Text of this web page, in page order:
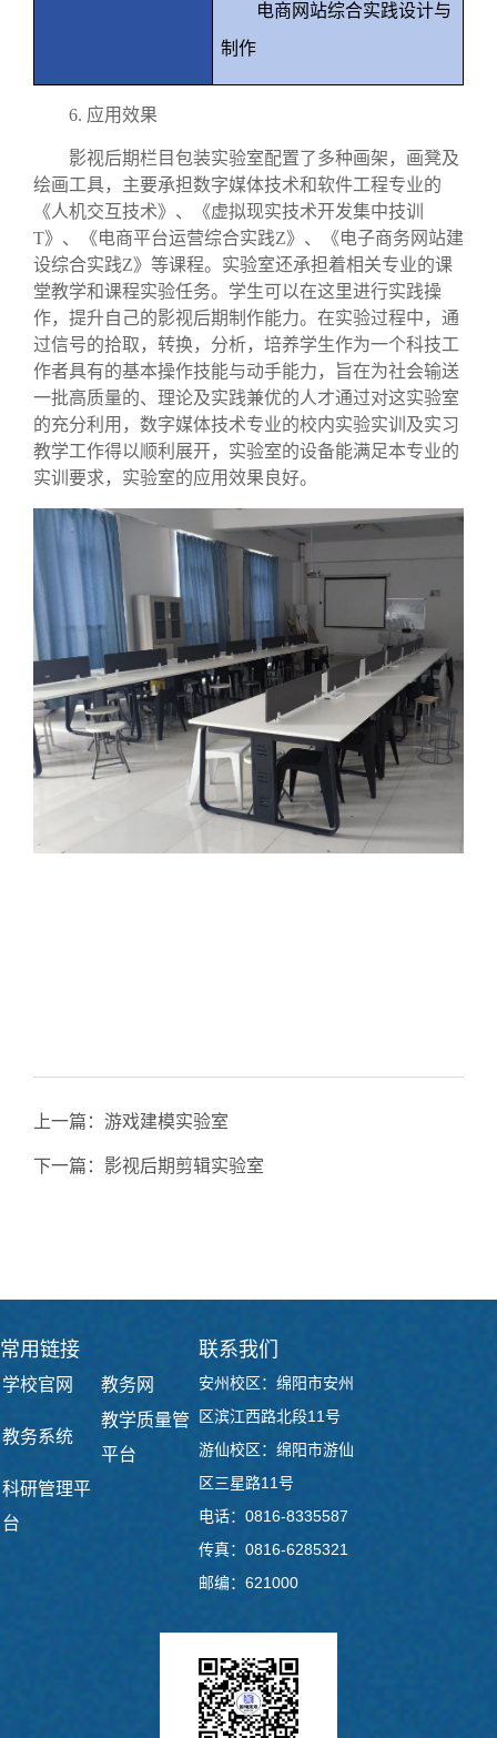
电商网站综合实践设计与
制作
6. 应用效果
影视后期栏目包装实验室配置了多种画架，画凳及
绘画工具，主要承担数字媒体技术和软件工程专业的
《人机交互技术》、《虚拟现实技术开发集中技训
T》、《电商平台运营综合实践Z》、《电子商务网站建
设综合实践Z》等课程。实验室还承担着相关专业的课
堂教学和课程实验任务。学生可以在这里进行实践操
作，提升自己的影视后期制作能力。 在实验过程中，通
过信号的拾取，转换，分析，培养学生作为一个科技工
作者具有的基本操作技能与动手能力，旨在为社会输送
一批高质量的、理论及实践兼优的人才通过对这实验室
的充分利用， 数字媒体技术专业的校内实验实训及实习
教学工作得以顺利展开，实验室的设备能满足本专业的
实训要求，实验室的应用效果良好。
上一篇： 游戏建模实验室
下一篇： 影视后期剪辑实验室
常用链接
学校官网 教务网
教务系统
教学质量管
平台
科研管理平
台
联系我们
安州校区：绵阳市安州
区滨江西路北段11号
游仙校区：绵阳市游仙
区三星路11号
电话：0816-8335587
传真：0816-6285321
邮编：621000